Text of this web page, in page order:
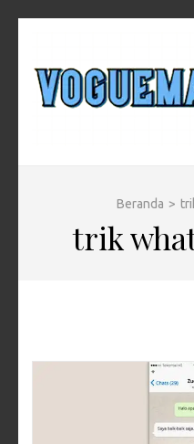
konten
(Tekan
Beranda >
trik